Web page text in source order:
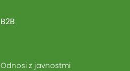
B2B
Odnosi z javnostmi